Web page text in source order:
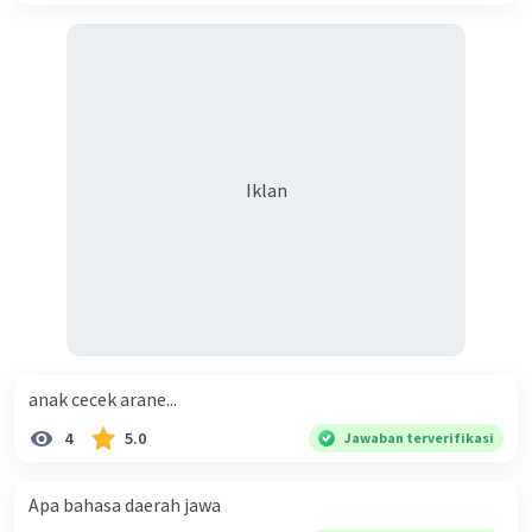
lan nggawe langkah sekarang kanggo ngayomi
Nada F
Jawaban terverifikasi
Iklan
anak cecek arane...
4 5.0 Jawaban terverifikasi
Apa bahasa daerah jawa